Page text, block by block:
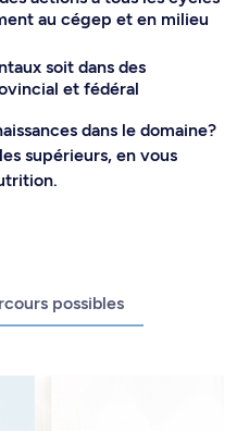
au cégep et en milieu
soit dans des
et fédéral
dans le domaine?
supérieurs, en vous
possibles